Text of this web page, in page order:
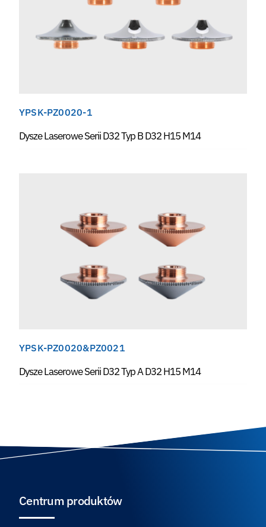
YPSK-PZ0020-1
Dysze Laserowe Serii D32 Typ B D32 H15 M14
YPSK-PZ0020&PZ0021
Dysze Laserowe Serii D32 Typ A D32 H15 M14
Centrum produktów